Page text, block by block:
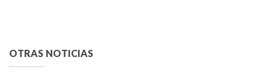
OTRAS NOTICIAS